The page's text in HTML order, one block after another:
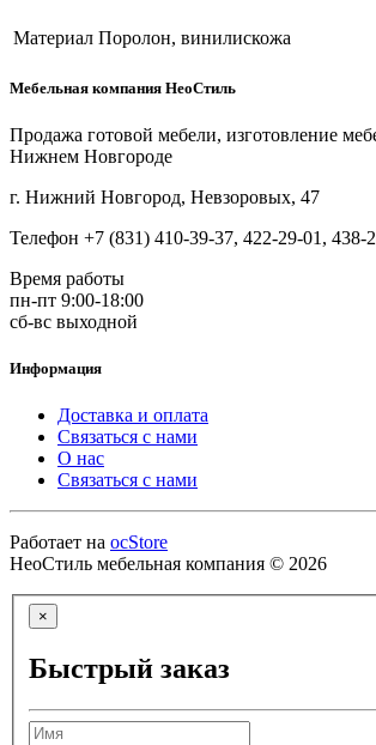
Материал Поролон, винилискожа
Мебельная компания НеоСтиль
Продажа готовой мебели, изготовление
Нижнем Новгороде
г. Нижний Новгород, Невзоровых, 47
Телефон +7 (831) 410-39-37, 422-29-01, 438-
Время работы
пн-пт 9:00-18:00
сб-вс выходной
Информация
Доставка и оплата
Связаться с нами
О нас
Связаться с нами
Работает на ocStore
НеоСтиль мебельная компания © 2026
×
Быстрый заказ